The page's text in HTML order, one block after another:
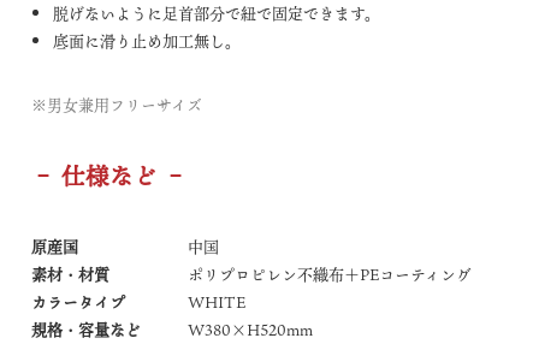
脱げないように足首部分で紐で固定できます。
底面に滑り止め加工無し。
※男女兼用フリーサイズ
– 仕様など –
原産国
中国
素材・材質
ポリプロピレン不織布＋PEコーティング
カラータイプ
WHITE
規格・容量など
W380×H520mm